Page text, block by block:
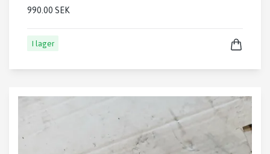
990.00 SEK
I lager